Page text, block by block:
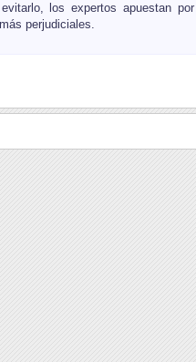
los expertos apuestan
perjudiciales.